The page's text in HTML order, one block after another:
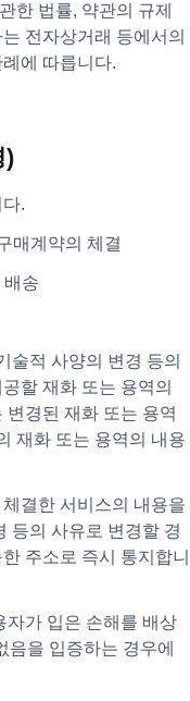
한 법률, 약관의 규제
전자상거래 등에서의
에 따릅니다.
)
.
매계약의 체결
배송
술적 사양의 변경 등의
할 재화 또는 용역의
경된 재화 또는 용역
재화 또는 용역의 내용
결한 서비스의 내용을
등의 사유로 변경할 경
주소로 즉시 통지합니
가 입은 손해를 배상
음을 입증하는 경우에